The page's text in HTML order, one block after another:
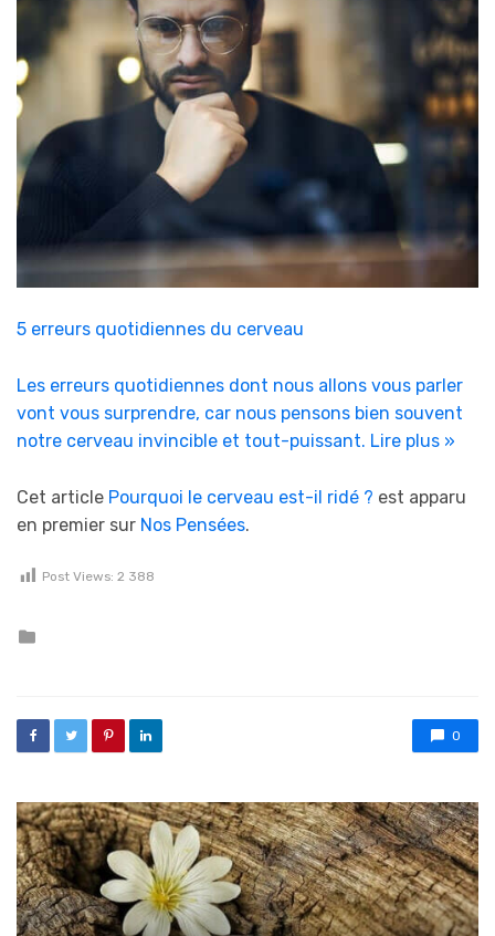
5 erreurs quotidiennes du cerveau
Les erreurs quotidiennes dont nous allons vous parler
vont vous surprendre, car nous pensons bien souvent
notre cerveau invincible et tout-puissant. Lire plus »
Cet article Pourquoi le cerveau est-il ridé ? est apparu
en premier sur Nos Pensées.
Post Views: 2 388
0